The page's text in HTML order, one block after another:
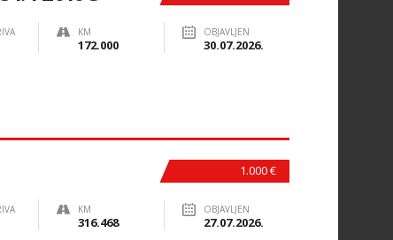
KM
172.000
OBJAVLJEN
30.07.2026.
1.000 €
KM
316.468
OBJAVLJEN
27.07.2026.